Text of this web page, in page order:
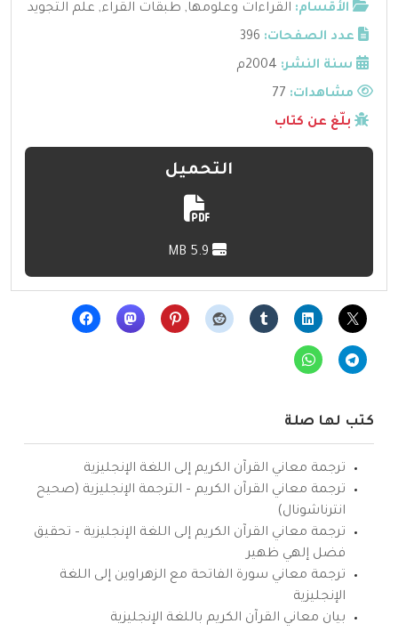
الأقسام: القراءات وعلومها, طبقات القراء, علم التجويد
عدد الصفحات: 396
سنة النشر: 2004م
مشاهدات:
بلّغ عن كتاب
التحميل
كتب لها صلة
ترجمة معاني القرآن الكريم إلى اللغة الإنجليزية
ترجمة معاني القرآن الكريم – الترجمة الإنجليزية (صحيح
انترناشونال)
ترجمة معاني القرآن الكريم إلى اللغة الإنجليزية – تحقيق
فضل إلهي ظهير
ترجمة معاني سورة الفاتحة مع الزهراوين إلى اللغة
الإنجليزية
بيان معاني القرآن الكريم باللغة الإنجليزية